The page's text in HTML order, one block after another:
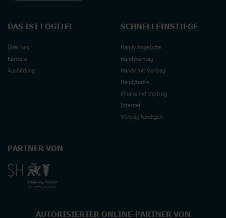
DAS IST LOGITEL
Über uns
Karriere
Ausbildung
SCHNELLEINSTIEGE
Handy Angebote
Handyvertrag
Handy mit Vertrag
Handytarife
iPhone mit Vertrag
Internet
Vertrag kündigen
PARTNER VON
AUTORISIERTER ONLINE-PARTNER VON